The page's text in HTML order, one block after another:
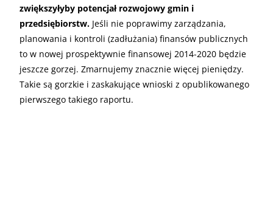
zwiększyłyby potencjał rozwojowy gmin i
przedsiębiorstw. Jeśli nie poprawimy zarządzania,
planowania i kontroli (zadłużania) finansów publicznych
to w nowej prospektywnie finansowej 2014-2020 będzie
jeszcze gorzej. Zmarnujemy znacznie więcej pieniędzy.
Takie są gorzkie i zaskakujące wnioski z opublikowanego
pierwszego takiego raportu.